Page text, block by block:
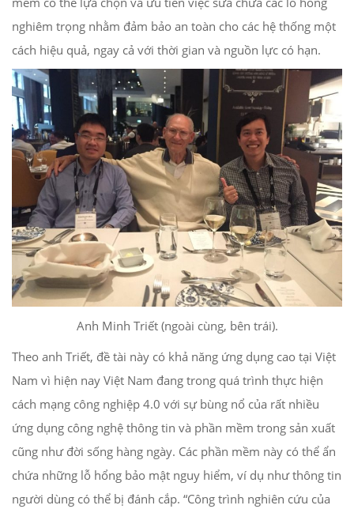
nghiêm trọng nhằm đảm bảo an toàn cho các hệ thống một
cách hiệu quả, ngay cả với thời gian và nguồn lực có hạn.
Anh Minh Triết (ngoài cùng, bên trái).
Theo anh Triết, đề tài này có khả năng ứng dụng cao tại Việt
Nam vì hiện nay Việt Nam đang trong quá trình thực hiện
cách mạng công nghiệp 4.0 với sự bùng nổ của rất nhiều
ứng dụng công nghệ thông tin và phần mềm trong sản xuất
cũng như đời sống hàng ngày. Các phần mềm này có thể ẩn
chứa những lỗ hổng bảo mật nguy hiểm, ví dụ như thông tin
người dùng có thể bị đánh cắp. “Công trình nghiên cứu của